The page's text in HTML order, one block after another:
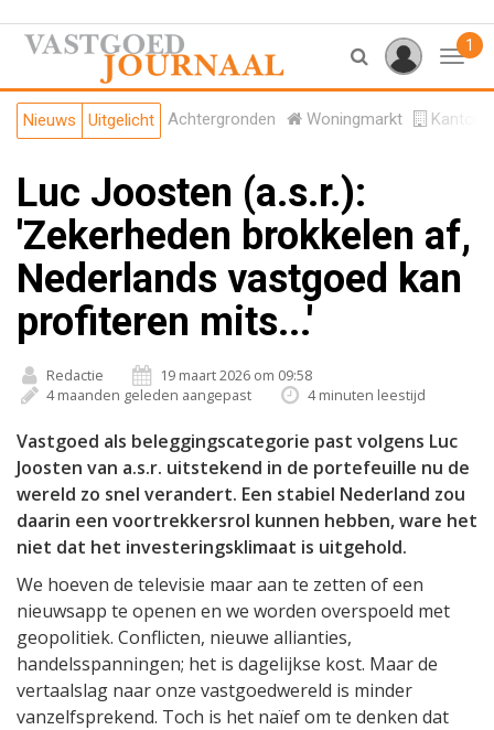
1
Nieuws Uitgelicht Achtergronden Woningmarkt
Luc Joosten (a.s.r.):
'Zekerheden brokkelen af,
Nederlands vastgoed kan
profiteren mits...'
Redactie
19 maart 2026 om 09:58
4 maanden geleden aangepast
4 minuten leestijd
Vastgoed als beleggingscategorie past volgens Luc
Joosten van a.s.r. uitstekend in de portefeuille nu de
wereld zo snel verandert. Een stabiel Nederland zou
daarin een voortrekkersrol kunnen hebben, ware het
niet dat het investeringsklimaat is uitgehold.
We hoeven de televisie maar aan te zetten of een
nieuwsapp te openen en we worden overspoeld met
geopolitiek. Conflicten, nieuwe allianties,
handelsspanningen; het is dagelijkse kost. Maar de
vertaalslag naar onze vastgoedwereld is minder
vanzelfsprekend. Toch is het naïef om te denken dat